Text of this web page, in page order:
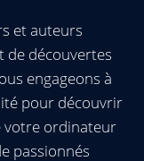
et auteurs
de découvertes
engageons à
pour découvrir
votre ordinateur
passionnés